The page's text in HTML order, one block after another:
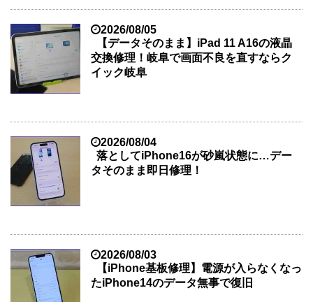
2026/08/05
【データそのまま】iPad 11 A16の液晶
交換修理！岐阜で画面不良を直すならク
イック岐阜
2026/08/04
落としてiPhone16が砂嵐状態に…デー
タそのまま即日修理！
2026/08/03
【iPhone基板修理】電源が入らなくなっ
たiPhone14のデータ無事で復旧